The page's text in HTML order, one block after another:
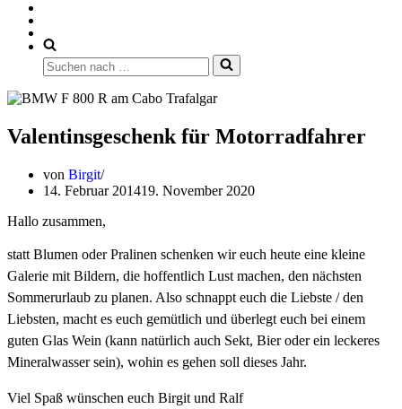
Suchen
nach …
Valentinsgeschenk für Motorradfahrer
von Birgit
14. Februar 201419. November 2020
Hallo zusammen,
statt Blumen oder Pralinen schenken wir euch heute eine kleine
Galerie mit Bildern, die hoffentlich Lust machen, den nächsten
Sommerurlaub zu planen. Also schnappt euch die Liebste / den
Liebsten, macht es euch gemütlich und überlegt euch bei einem
guten Glas Wein (kann natürlich auch Sekt, Bier oder ein leckeres
Mineralwasser sein), wohin es gehen soll dieses Jahr.
Viel Spaß wünschen euch Birgit und Ralf